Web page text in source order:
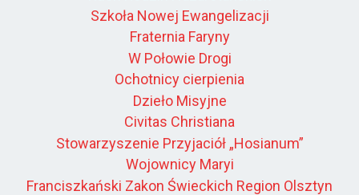
Szkoła Nowej Ewangelizacji
Fraternia Faryny
W Połowie Drogi
Ochotnicy cierpienia
Dzieło Misyjne
Civitas Christiana
Stowarzyszenie Przyjaciół „Hosianum”
Wojownicy Maryi
Franciszkański Zakon Świeckich Region Olsztyn